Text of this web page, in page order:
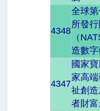
4348
全球
所發
（
造數
4347
國家
家高端
祉創
者財